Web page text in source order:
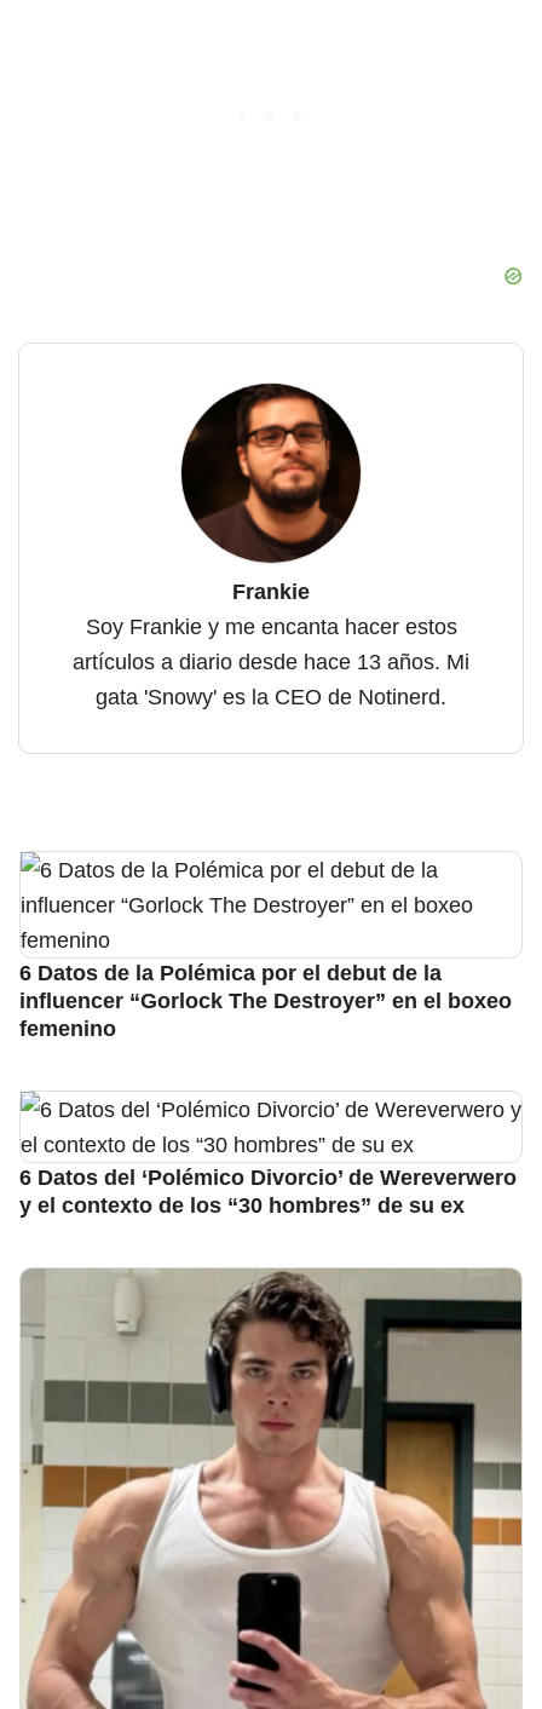
Frankie
Soy Frankie y me encanta hacer estos
artículos a diario desde hace 13 años. Mi
gata 'Snowy' es la CEO de Notinerd.
6 Datos de la Polémica por el debut de la
influencer “Gorlock The Destroyer” en el boxeo
femenino
6 Datos del ‘Polémico Divorcio’ de Wereverwero
y el contexto de los “30 hombres” de su ex